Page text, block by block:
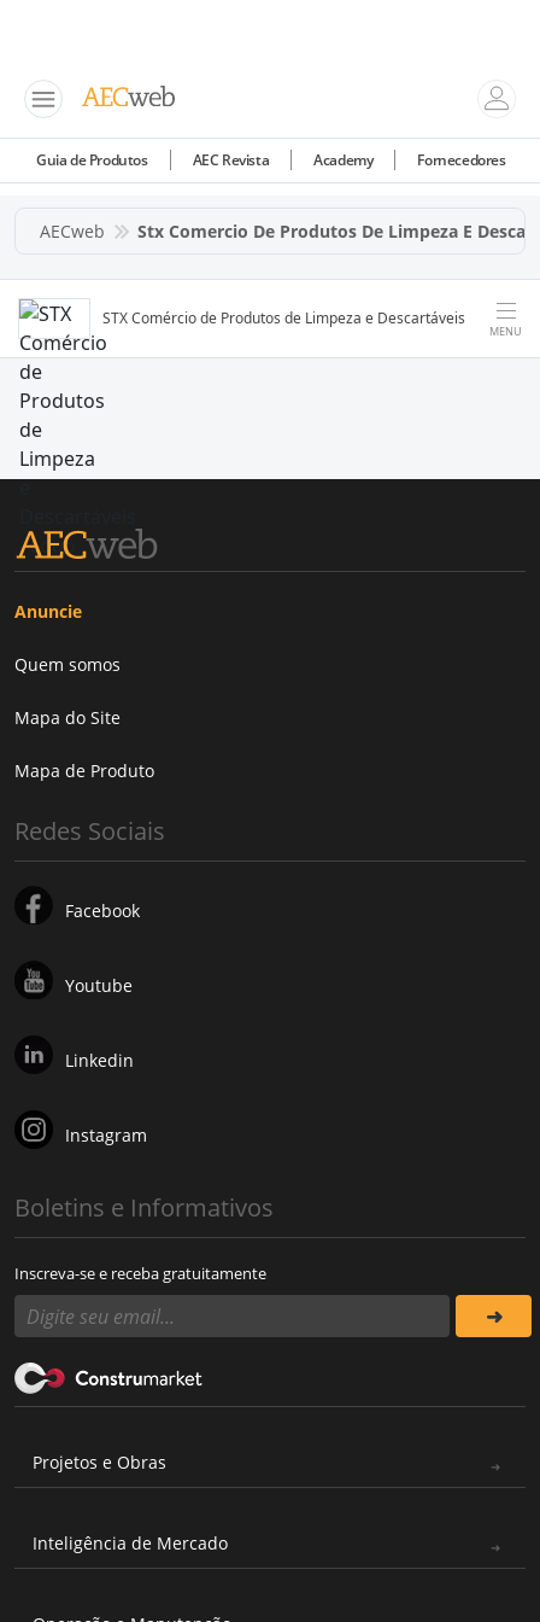
Guia de Produtos AEC Revista Academy Fornecedores
AECweb Stx Comercio De Produtos De Limpeza E
STX Comércio de Produtos de Limpeza e Descartáveis
MENU
Anuncie
Quem somos
Mapa do Site
Mapa de Produto
Redes Sociais
Facebook
Youtube
Linkedin
Instagram
Boletins e Informativos
Inscreva-se e receba gratuitamente
Projetos e Obras
Inteligência de Mercado